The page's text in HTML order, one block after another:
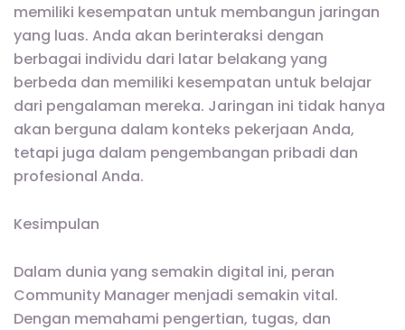
memiliki kesempatan untuk membangun jaringan
yang luas. Anda akan berinteraksi dengan
berbagai individu dari latar belakang yang
berbeda dan memiliki kesempatan untuk belajar
dari pengalaman mereka. Jaringan ini tidak hanya
akan berguna dalam konteks pekerjaan Anda,
tetapi juga dalam pengembangan pribadi dan
profesional Anda.
Kesimpulan
Dalam dunia yang semakin digital ini, peran
Community Manager menjadi semakin vital.
Dengan memahami pengertian, tugas, dan